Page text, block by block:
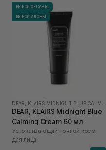
ВЫБОР ОКСАНЫ
ВЫБОР ИЛОНЫ
DEAR, KLAIRS MIDNIGHT BLUE CALMING
DEAR, KLAIRS Midnight Blue
Calming Cream 60 мл
Успокаивающий ночной крем
для лица